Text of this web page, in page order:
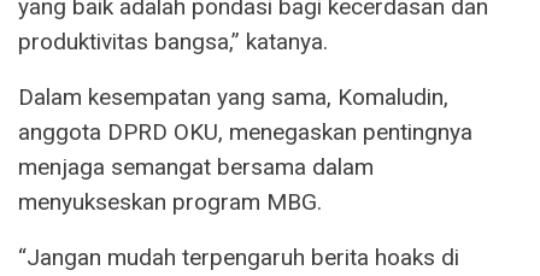
yang baik adalah pondasi bagi kecerdasan dan
produktivitas bangsa,” katanya.
Dalam kesempatan yang sama, Komaludin,
anggota DPRD OKU, menegaskan pentingnya
menjaga semangat bersama dalam
menyukseskan program MBG.
“Jangan mudah terpengaruh berita hoaks di